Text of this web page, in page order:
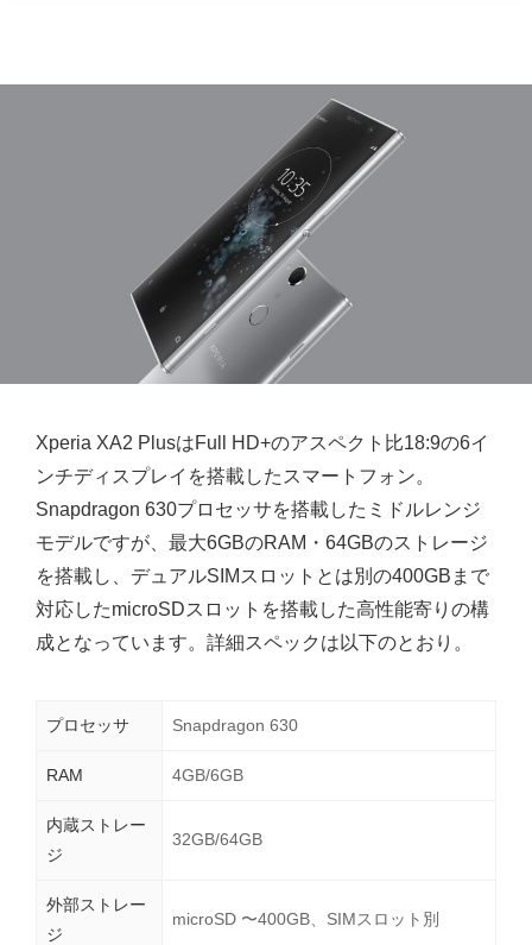
Xperia XA2 PlusはFull HD+のアスペクト比18:9の6イ
ンチディスプレイを搭載したスマートフォン。
Snapdragon 630プロセッサを搭載したミドルレンジ
モデルですが、最大6GBのRAM・64GBのストレージ
を搭載し、デュアルSIMスロットとは別の400GBまで
対応したmicroSDスロットを搭載した高性能寄りの構
成となっています。詳細スペックは以下のとおり。
プロセッサ Snapdragon 630
RAM 4GB/6GB
内蔵ストレー
ジ
32GB/64GB
外部ストレー
ジ
microSD 〜400GB、SIMスロット別